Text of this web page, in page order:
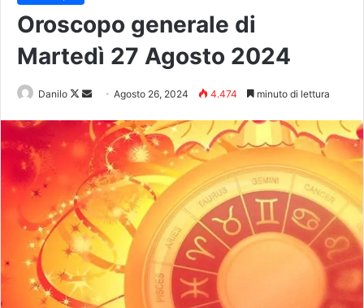
Oroscopo generale di
Martedì 27 Agosto 2024
Danilo Agosto 26, 2024 4.474 minuto di lettura